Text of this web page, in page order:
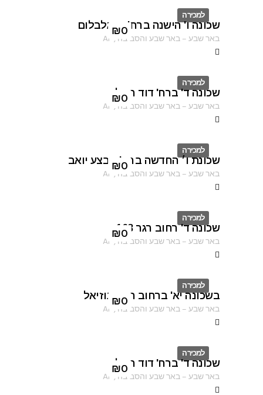
למכירה
ID
₪0
שכונה ו' הישנה ברח' רינגלבלום
באר שבע–באר שבע והסביבה ,
AF
למכירה
ID
₪0
שכונה ד' ברח' דוד המלך
באר שבע–באר שבע והסביבה ,
AF
למכירה
ID
₪0
שכונת ו׳ החדשה ברח' מבצע יואב
באר שבע–באר שבע והסביבה ,
AF
למכירה
ID
₪0
שכונה ד' רחוב רגר 163
באר שבע–באר שבע והסביבה ,
AF
למכירה
ID
₪0
בשכונה יא' ברחוב הרב עוזיאל
באר שבע–באר שבע והסביבה ,
AF
למכירה
ID
₪0
שכונה ד' ברח' דוד המלך
באר שבע–באר שבע והסביבה ,
AF